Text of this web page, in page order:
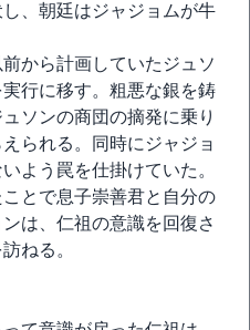
、朝廷はジャジョムが牛
から計画していたジュソ
行に移す。粗悪な銀を鋳
ソンの商団の摘発に乗り
られる。同時にジャジョ
よう罠を仕掛けていた。
とで息子崇善君と自分の
は、仁祖の意識を回復さ
ねる。